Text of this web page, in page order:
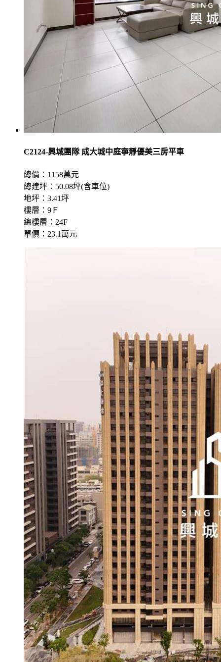
C2124-興城團隊 成大城中庭寧靜優美三房平車
總價：1158萬元
總建坪：50.08坪(含車位)
地坪：3.41坪
樓層：9Ｆ
總樓層：24F
單價：23.1萬元